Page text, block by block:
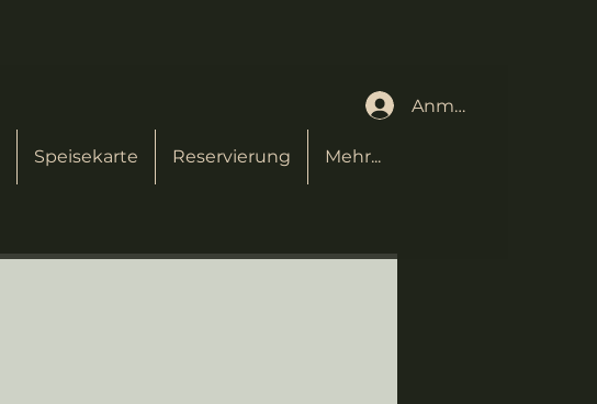
Anmelden
Speisekarte Reservierung Mehr...